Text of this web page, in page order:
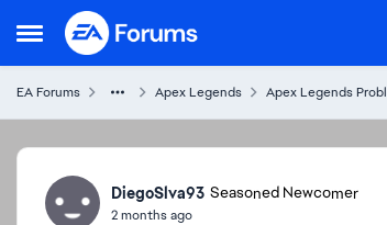
Open Side Menu
Skip to content
EA Forums Apex Legends Apex Legends
Forum Discussion
DiegoSlva93 Seasoned Newcomer
2 months ago